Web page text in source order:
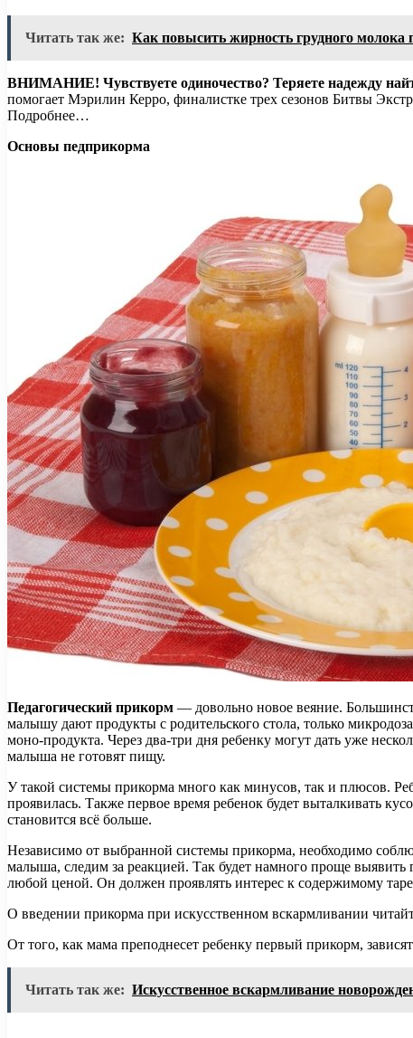
Читать так же: Как повысить жирность грудного молока
ВНИМАНИЕ! Чувствуете одиночество? Теряете надежду
помогает Мэрилин Керро, финалистке трех сезонов Битвы
Подробнее…
Основы педприкорма
Педагогический прикорм — довольно новое веяние.
малышу дают продукты с родительского стола, только
моно-продукта. Через два-три дня ребенку могут дать уже
малыша не готовят пищу.
У такой системы прикорма много как минусов, так и плюсов.
проявилась. Также первое время ребенок будет выталкивать
становится всё больше.
Независимо от выбранной системы прикорма, необходимо
малыша, следим за реакцией. Так будет намного проще
любой ценой. Он должен проявлять интерес к содержимому
О введении прикорма при искусственном вскармливании
От того, как мама преподнесет ребенку первый прикорм,
Читать так же: Искусственное вскармливание